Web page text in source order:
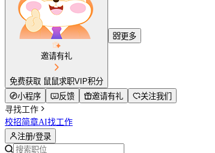
邀请有礼
免费获取 鼠鼠求职VIP积分
更多
小程序 反馈 邀请有礼
关注我们
寻找工作
校招简章AI找工作
注册/登录